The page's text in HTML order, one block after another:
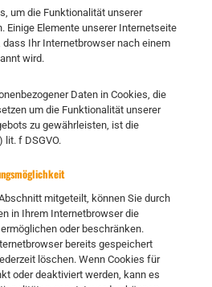
um die Funktionalität unserer
Einige Elemente unserer Internetseite
Ihr Internetbrowser nach einem
wird.
Daten in Cookies, die
um die Funktionalität unserer
zu gewährleisten, ist die
lit. f DSGVO.
mitgeteilt, können Sie durch
in Ihrem Internetbrowser die
oder beschränken.
bereits gespeichert
löschen. Wenn Cookies für
oder deaktiviert werden, kann es